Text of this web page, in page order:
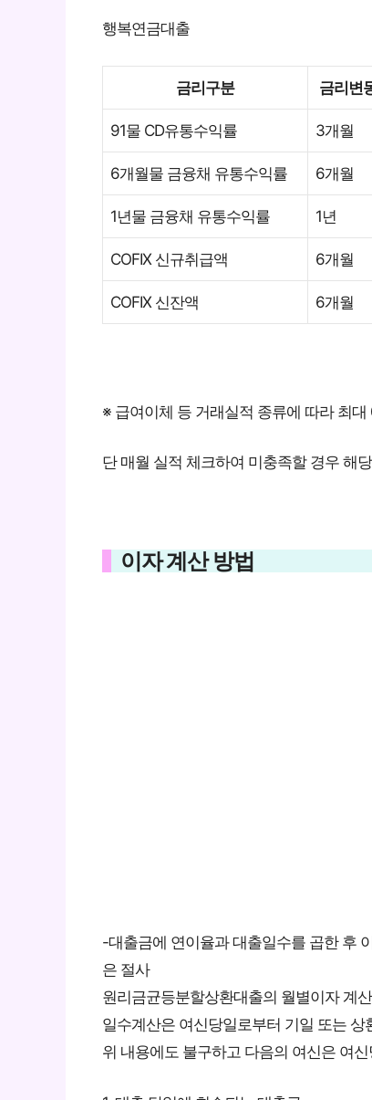
행복연금대출
금리구분 금리변
91물 CD유통수익률 3개월
6개월물 금융채 유통수익률 6개월
1년물 금융채 유통수익률 1년
COFIX 신규취급액 6개월
COFIX 신잔액 6개월
※ 급여이체 등 거래실적 종류에 따라 최대
단 매월 실적 체크하여 미충족할 경우 해
이자 계산 방법
-대출금에 연이율과 대출일수를 곱한 후
은 절사
원리금균등분할상환대출의 월별이자 계
일수계산은 여신당일로부터 기일 또는
위 내용에도 불구하고 다음의 여신은 여